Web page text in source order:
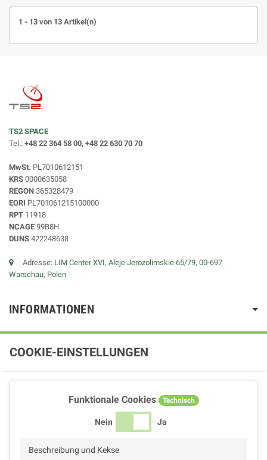
1 - 13 von 13 Artikel(n)
TS2 SPACE
Tel.: +48 22 364 58 00, +48 22 630 70 70
MwSt. PL7010612151
KRS 0000635058
REGON 365328479
EORI PL701061215100000
RPT 11918
NCAGE 99B8H
DUNS 422248638
Adresse: LIM Center XVI, Aleje Jerozolimskie 65/79, 00-697
Warschau, Polen
INFORMATIONEN
COOKIE-EINSTELLUNGEN
Funktionale Cookies Technisch
Nein Ja
Beschreibung und Kekse